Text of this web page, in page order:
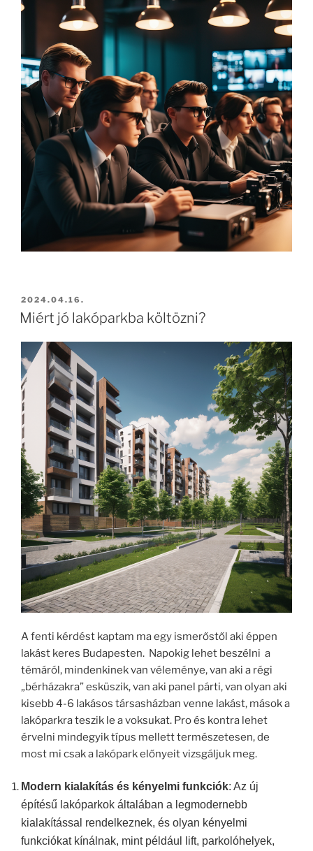
2024.04.16.
Miért jó lakóparkba költözni?
A fenti kérdést kaptam ma egy ismerőstől aki éppen
lakást keres Budapesten. Napokig lehet beszélni a
témáról, mindenkinek van véleménye, van aki a régi
„bérházakra” esküszik, van aki panel párti, van olyan aki
kisebb 4-6 lakásos társasházban venne lakást, mások a
lakóparkra teszik le a voksukat. Pro és kontra lehet
érvelni mindegyik típus mellett természetesen, de
most mi csak a lakópark előnyeit vizsgáljuk meg.
Modern kialakítás és kényelmi funkciók: Az új
építésű lakóparkok általában a legmodernebb
kialakítással rendelkeznek, és olyan kényelmi
funkciókat kínálnak, mint például lift, parkolóhelyek,